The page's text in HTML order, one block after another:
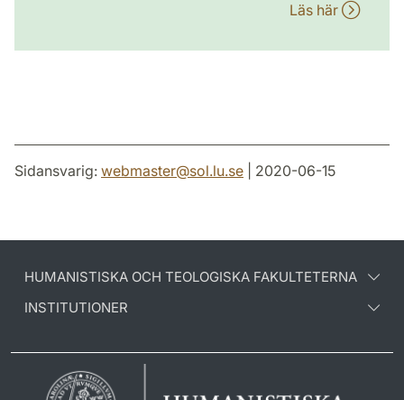
Läs här
Sidansvarig: webmaster@sol.lu.se | 2020-06-15
HUMANISTISKA OCH TEOLOGISKA FAKULTETERNA
INSTITUTIONER